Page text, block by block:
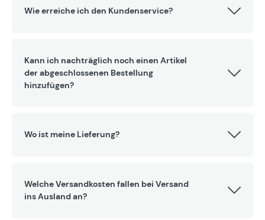
Wie erreiche ich den Kundenservice?
Kann ich nachträglich noch einen Artikel
der abgeschlossenen Bestellung
hinzufügen?
Wo ist meine Lieferung?
Welche Versandkosten fallen bei Versand
ins Ausland an?